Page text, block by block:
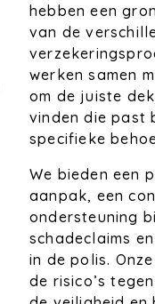
hebben een
van de
werken samen
om de juiste
vinden die past
specifieke
We bieden een
aanpak, een
ondersteuning
schadeclaims
in de polis.
de risico’s